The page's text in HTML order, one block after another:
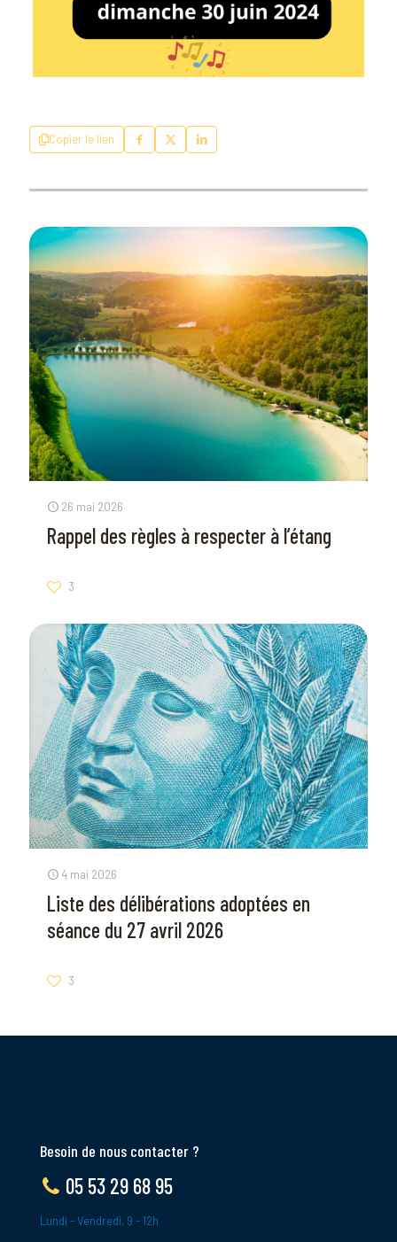
Copier le lien
26 mai 2026
Rappel des règles à respecter à l’étang
3
4 mai 2026
Liste des délibérations adoptées en
séance du 27 avril 2026
3
Besoin de nous contacter ?
05 53 29 68 95
Lundi - Vendredi, 9 - 12h